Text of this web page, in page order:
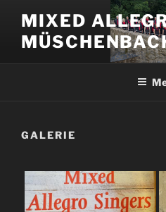
Inhalt
springen
MIXED
GALERIE